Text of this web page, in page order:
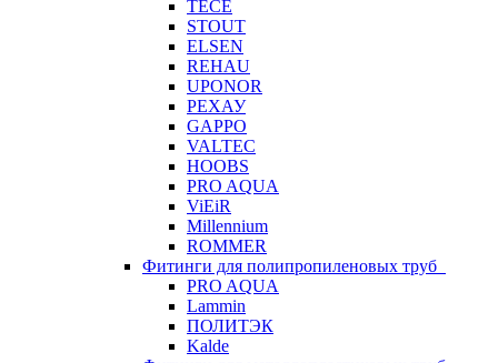
TECE
STOUT
ELSEN
REHAU
UPONOR
РЕХАУ
GAPPO
VALTEC
HOOBS
PRO AQUA
ViEiR
Millennium
ROMMER
Фитинги для полипропиленовых труб
PRO AQUA
Lammin
ПОЛИТЭК
Kalde